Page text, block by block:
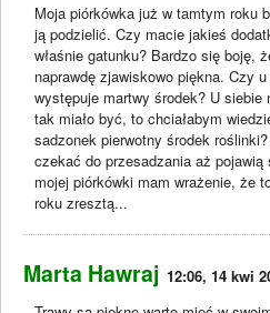
Moja piórkówka już w tamtym roku
ją podzielić. Czy macie jakieś
właśnie gatunku? Bardzo się boję,
naprawdę zjawiskowo piękna. Czy
występuje martwy środek? U
tak miało być, to chciałabym
sadzonek pierwotny środek
czekać do przesadzania aż
mojej piórkówki mam wrażenie, że
roku zresztą...
Marta Hawraj 12:06, 14 kwi